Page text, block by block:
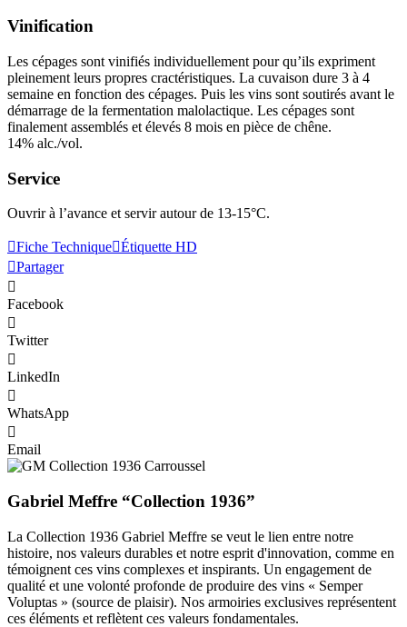
Vinification
Les cépages sont vinifiés individuellement pour qu’ils expriment
pleinement leurs propres cractéristiques. La cuvaison dure 3 à 4
semaine en fonction des cépages. Puis les vins sont soutirés avant le
démarrage de la fermentation malolactique. Les cépages sont
finalement assemblés et élevés 8 mois en pièce de chêne.
14% alc./vol.
Service
Ouvrir à l’avance et servir autour de 13-15°C.
Fiche Technique Étiquette HD
Partager
Facebook
Twitter
LinkedIn
WhatsApp
Email
Gabriel Meffre “Collection 1936”
La Collection 1936 Gabriel Meffre se veut le lien entre notre
histoire, nos valeurs durables et notre esprit d'innovation, comme en
témoignent ces vins complexes et inspirants. Un engagement de
qualité et une volonté profonde de produire des vins « Semper
Voluptas » (source de plaisir). Nos armoiries exclusives représentent
ces éléments et reflètent ces valeurs fondamentales.